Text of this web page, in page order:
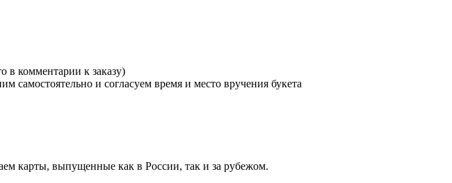
комментарии к заказу)
самостоятельно и согласуем время и место вручения букета
карты, выпущенные как в России, так и за рубежом.